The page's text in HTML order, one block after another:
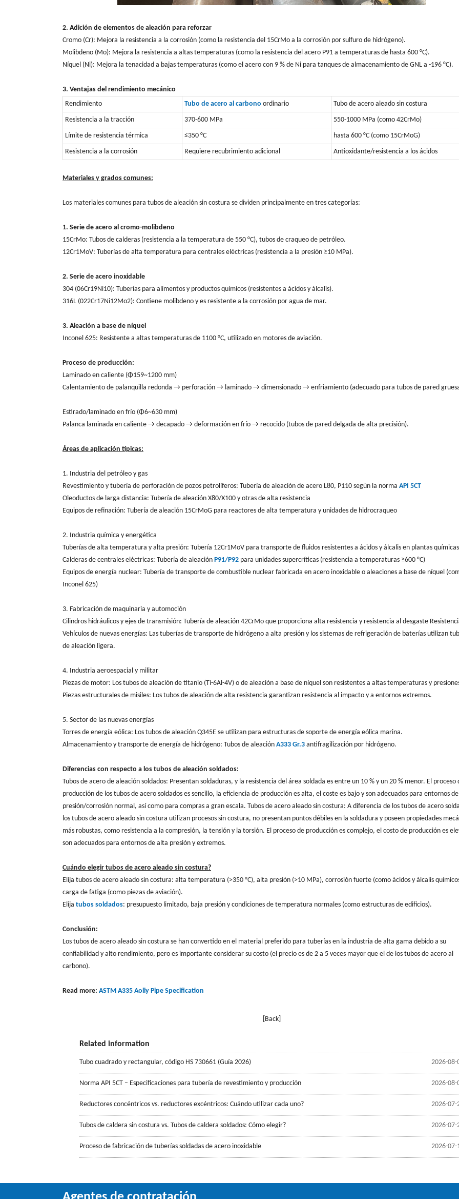
2. Adición de elementos de aleación para reforzar
Cromo (Cr): Mejora la resistencia a la corrosión (como la resistencia del 15CrMo a la corrosión por sulfuro de hidrógeno).
Molibdeno (Mo): Mejora la resistencia a altas temperaturas (como la resistencia del acero P91 a temperaturas de hasta 600 °C).
Níquel (Ni): Mejora la tenacidad a bajas temperaturas (como el acero con 9 % de Ni para tanques de almacenamiento de GNL a -196 °C).
3. Ventajas del rendimiento mecánico
Rendimiento
Tubo de acero al carbono ordinario Tubo de acero aleado sin costura
Resistencia a la tracción 370-600 MPa 550-1000 MPa (como 42CrMo)
Límite de resistencia térmica ≤350 °C hasta 600 °C (como 15CrMoG)
Resistencia a la corrosión Requiere recubrimiento adicional Antioxidante/resistencia a los ácidos
Materiales y grados comunes:
Los materiales comunes para tubos de aleación sin costura se dividen principalmente en tres categorías:
1. Serie de acero al cromo-molibdeno
15CrMo: Tubos de calderas (resistencia a la temperatura de 550 °C), tubos de craqueo de petróleo.
12Cr1MoV: Tuberías de alta temperatura para centrales eléctricas (resistencia a la presión ≥10 MPa).
2. Serie de acero inoxidable
304 (06Cr19Ni10): Tuberías para alimentos y productos químicos (resistentes a ácidos y álcalis).
316L (022Cr17Ni12Mo2): Contiene molibdeno y es resistente a la corrosión por agua de mar.
3. Aleación a base de níquel
Inconel 625: Resistente a altas temperaturas de 1100 °C, utilizado en motores de aviación.
Proceso de producción:
Laminado en caliente (Φ159~1200 mm)
Calentamiento de palanquilla redonda → perforación → laminado → dimensionado → enfriamiento (adecuado para tubos de pared
Estirado/laminado en frío (Φ6~630 mm)
Palanca laminada en caliente → decapado → deformación en frío → recocido (tubos de pared delgada de alta precisión).
Áreas de aplicación típicas:
1. Industria del petróleo y gas
Revestimiento y tubería de perforación de pozos petrolíferos: Tubería de aleación de acero L80, P110 según la norma API 5CT
Oleoductos de larga distancia: Tubería de aleación X80/X100 y otras de alta resistencia
Equipos de refinación: Tubería de aleación 15CrMoG para reactores de alta temperatura y unidades de hidrocraqueo
2. Industria química y energética
Tuberías de alta temperatura y alta presión: Tubería 12Cr1MoV para transporte de fluidos resistentes a ácidos y álcalis en plantas químicas
Calderas de centrales eléctricas: Tubería de aleación P91/P92 para unidades supercríticas (resistencia a temperaturas ≥600 °C)
Equipos de energía nuclear: Tubería de transporte de combustible nuclear fabricada en acero inoxidable o aleaciones a base de níquel
Inconel 625)
3. Fabricación de maquinaria y automoción
Cilindros hidráulicos y ejes de transmisión: Tubería de aleación 42CrMo que proporciona alta resistencia y resistencia al desgaste
Vehículos de nuevas energías: Las tuberías de transporte de hidrógeno a alta presión y los sistemas de refrigeración de baterías utilizan
de aleación ligera.
4. Industria aeroespacial y militar
Piezas de motor: Los tubos de aleación de titanio (Ti-6Al-4V) o de aleación a base de níquel son resistentes a altas temperaturas y
Piezas estructurales de misiles: Los tubos de aleación de alta resistencia garantizan resistencia al impacto y a entornos extremos.
5. Sector de las nuevas energías
Torres de energía eólica: Los tubos de aleación Q345E se utilizan para estructuras de soporte de energía eólica marina.
Almacenamiento y transporte de energía de hidrógeno: Tubos de aleación A333 Gr.3 antifragilización por hidrógeno.
Diferencias con respecto a los tubos de aleación soldados:
Tubos de acero de aleación soldados: Presentan soldaduras, y la resistencia del área soldada es entre un 10 % y un 20 % menor. El proceso
producción de los tubos de acero soldados es sencillo, la eficiencia de producción es alta, el coste es bajo y son adecuados para entornos
presión/corrosión normal, así como para compras a gran escala. Tubos de acero aleado sin costura: A diferencia de los tubos de acero
los tubos de acero aleado sin costura utilizan procesos sin costura, no presentan puntos débiles en la soldadura y poseen propiedades
más robustas, como resistencia a la compresión, la tensión y la torsión. El proceso de producción es complejo, el costo de producción es
son adecuados para entornos de alta presión y extremos.
Cuándo elegir tubos de acero aleado sin costura?
Elija tubos de acero aleado sin costura: alta temperatura (>350 °C), alta presión (>10 MPa), corrosión fuerte (como ácidos y álcalis
carga de fatiga (como piezas de aviación).
Elija tubos soldados: presupuesto limitado, baja presión y condiciones de temperatura normales (como estructuras de edificios).
Conclusión:
Los tubos de acero aleado sin costura se han convertido en el material preferido para tuberías en la industria de alta gama debido a su
confiabilidad y alto rendimiento, pero es importante considerar su costo (el precio es de 2 a 5 veces mayor que el de los tubos de acero al
carbono).
Read more: ASTM A335 Aolly Pipe Specification
[Back]
Related information
2026-08-
Tubo cuadrado y rectangular, código HS 730661 (Guía 2026)
2026-08-
Norma API 5CT – Especificaciones para tubería de revestimiento y producción
2026-07-
Reductores concéntricos vs. reductores excéntricos: Cuándo utilizar cada uno?
2026-07-
Tubos de caldera sin costura vs. Tubos de caldera soldados: Cómo elegir?
2026-07-
Proceso de fabricación de tuberías soldadas de acero inoxidable